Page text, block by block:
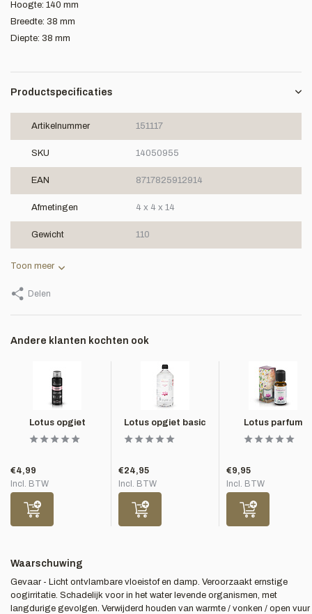
Hoogte: 140 mm
Breedte: 38 mm
Diepte: 38 mm
Productspecificaties
Artikelnummer 151117
SKU 14050955
EAN 8717825912914
Afmetingen 4 x 4 x 14
Gewicht 110
Toon meer
Delen
Andere klanten kochten ook
Lotus opgiet
€4,99
Incl. BTW
Lotus opgiet basic
€24,95
Incl. BTW
Lotus parfum
€9,95
Incl. BTW
Waarschuwing
Gevaar - Licht ontvlambare vloeistof en damp. Veroorzaakt ernstige
oogirritatie. Schadelijk voor in het water levende organismen, met
langdurige gevolgen. Verwijderd houden van warmte / vonken / open vuur